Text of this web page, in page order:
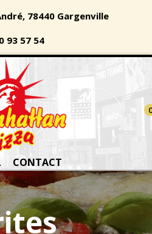
78440 Gargenville
93 57 54
0
CONTACT